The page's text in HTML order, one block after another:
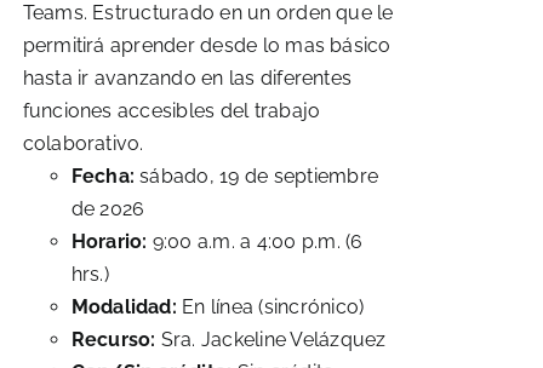
Teams. Estructurado en un orden que le
permitirá aprender desde lo mas básico
hasta ir avanzando en las diferentes
funciones accesibles del trabajo
colaborativo.
Fecha:sábado, 19 de septiembre
de 2026
Horario: 9:00 a.m. a 4:00 p.m. (6
hrs.)
Modalidad: En línea (sincrónico)
Recurso: Sra. Jackeline Velázquez